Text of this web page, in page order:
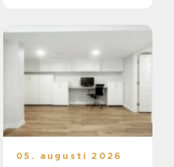
05. augusti 2026